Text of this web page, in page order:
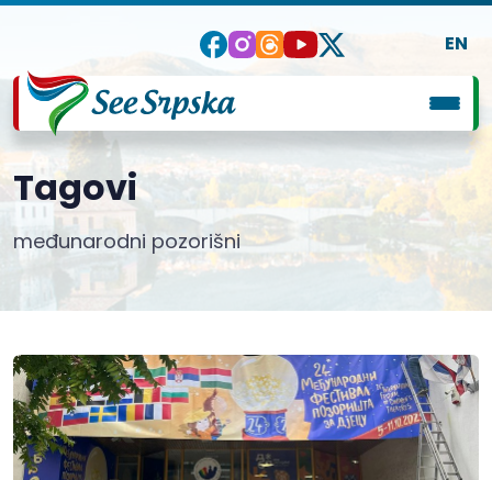
EN
Tagovi
međunarodni pozorišni